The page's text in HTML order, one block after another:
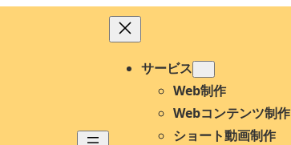
サービス
Web制作
Webコンテンツ制作
ショート動画制作